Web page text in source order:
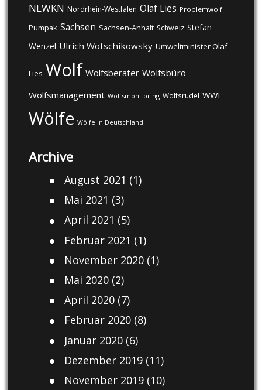
NLWKN Nordrhein-Westfalen Olaf Lies Problemwolf
Pumpak Sachsen Sachsen-Anhalt Schweiz Stefan
Wenzel Ulrich Wotschikowsky Umweltminister Olaf
Lies Wolf Wolfsberater Wolfsbüro
Wolfsmanagement Wolfsmonitoring Wolfsrudel WWF
Wölfe Wölfe in Deutschland
Archive
August 2021 (1)
Mai 2021 (3)
April 2021 (5)
Februar 2021 (1)
November 2020(1)
Mai 2020(2)
April 2020(7)
Februar 2020(8)
Januar 2020(6)
Dezember 2019(11)
November 2019(10)